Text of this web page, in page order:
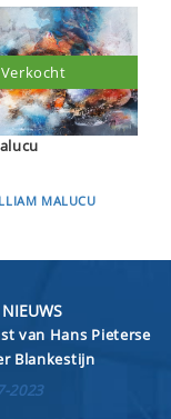
Malucu
Verkocht
MALUCU
van Hans Pieterse
Blankestijn
2023